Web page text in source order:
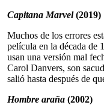
Capitana Marvel(2019)
Muchos de los errores
película en la década de
usan una versión mal
Carol Danvers, son
salió hasta después de
Hombre araña (2002)